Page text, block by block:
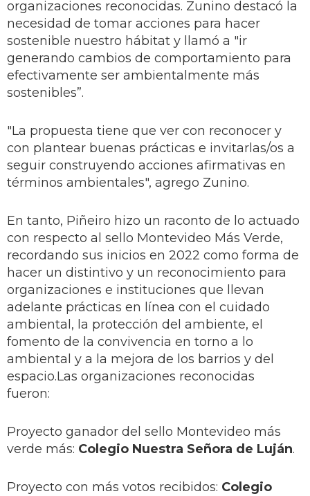
organizaciones reconocidas. Zunino destacó la
necesidad de tomar acciones para hacer
sostenible nuestro hábitat y llamó a "ir
generando cambios de comportamiento para
efectivamente ser ambientalmente más
sostenibles”.
"La propuesta tiene que ver con reconocer y
con plantear buenas prácticas e invitarlas/os a
seguir construyendo acciones afirmativas en
términos ambientales", agrego Zunino.
En tanto, Piñeiro hizo un raconto de lo actuado
con respecto al sello Montevideo Más Verde,
recordando sus inicios en 2022 como forma de
hacer un distintivo y un reconocimiento para
organizaciones e instituciones que llevan
adelante prácticas en línea con el cuidado
ambiental, la protección del ambiente, el
fomento de la convivencia en torno a lo
ambiental y a la mejora de los barrios y del
espacio.Las organizaciones reconocidas
fueron:
Proyecto ganador del sello Montevideo más
verde más: Colegio Nuestra Señora de Luján.
Proyecto con más votos recibidos: Colegio